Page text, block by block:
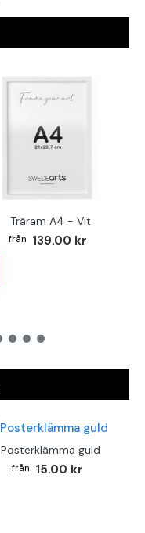
Träram A4 - Vit
139.00 kr
Posterklämma guld
15.00 kr